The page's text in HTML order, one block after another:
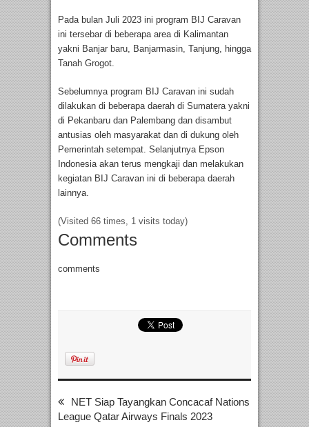
Pada bulan Juli 2023 ini program BIJ Caravan
ini tersebar di beberapa area di Kalimantan
yakni Banjar baru, Banjarmasin, Tanjung, hingga
Tanah Grogot.
Sebelumnya program BIJ Caravan ini sudah
dilakukan di beberapa daerah di Sumatera yakni
di Pekanbaru dan Palembang dan disambut
antusias oleh masyarakat dan di dukung oleh
Pemerintah setempat. Selanjutnya Epson
Indonesia akan terus mengkaji dan melakukan
kegiatan BIJ Caravan ini di beberapa daerah
lainnya.
(Visited 66 times, 1 visits today)
Comments
comments
NET Siap Tayangkan Concacaf Nations
League Qatar Airways Finals 2023